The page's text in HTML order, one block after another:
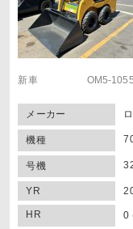
新車 OM5-1055
メーカー
機種
号機
YR
HR 0